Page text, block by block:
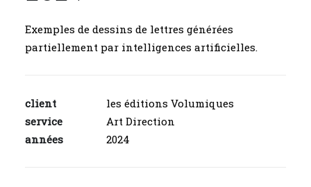
Exemples de dessins de lettres générées
partiellement par intelligences artificielles.
client
les éditions Volumiques
service
Art Direction
années
2024